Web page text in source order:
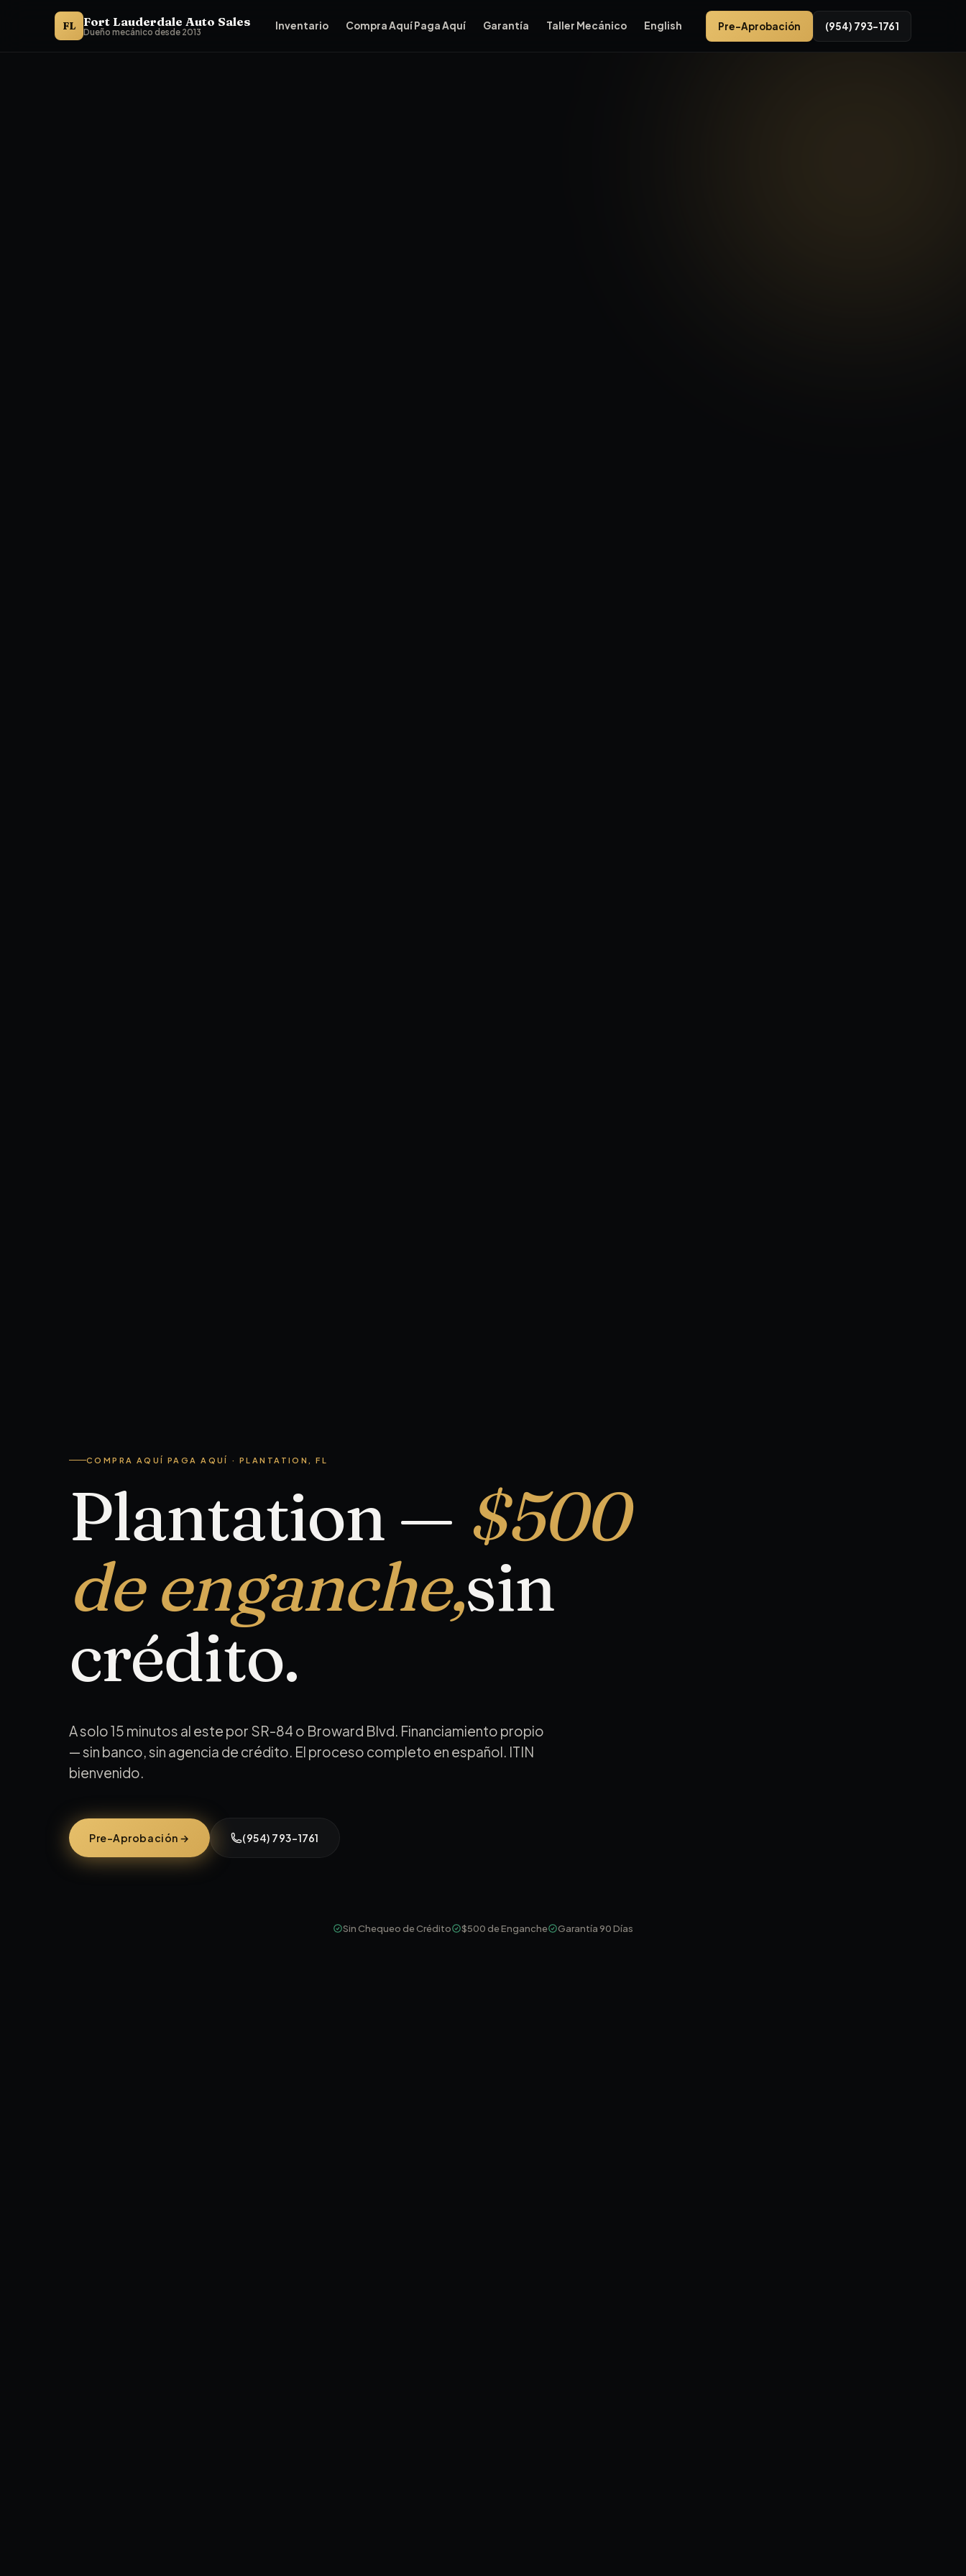
FL Fort Lauderdale Auto Sales
Dueño mecánico desde 2013
Inventario Compra Aquí Paga Aquí Garantía Taller Mecánico English Pre-Aprobación (954) 793-1761
COMPRA AQUÍ PAGA AQUÍ · PLANTATION, FL
Plantation — $500
de enganche,sin
crédito.
A solo 15 minutos al este por SR-84 o Broward Blvd. Financiamiento propio
— sin banco, sin agencia de crédito. El proceso completo en español. ITIN
bienvenido.
Pre-Aprobación → (954) 793-1761
Sin Chequeo de Crédito $500 de Enganche Garantía 90 Días